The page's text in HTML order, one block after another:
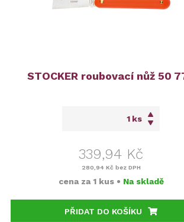
STOCKER roubovací nůž 50
ks
339,94 Kč
280,94 Kč bez DPH
cena za 1 kus • Na skladě
PŘIDAT DO KOŠÍKU